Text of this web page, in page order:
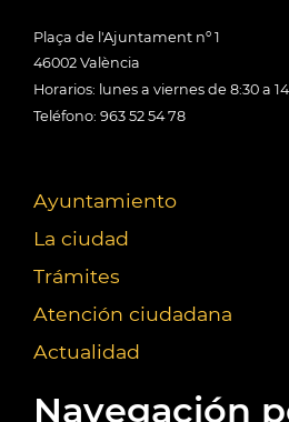
Plaça de l'Ajuntament nº 1
46002 València
Horarios: lunes a viernes de 8:30 a
Teléfono: 963 52 54 78
Ayuntamiento
La ciudad
Trámites
Atención ciudadana
Actualidad
Navegación